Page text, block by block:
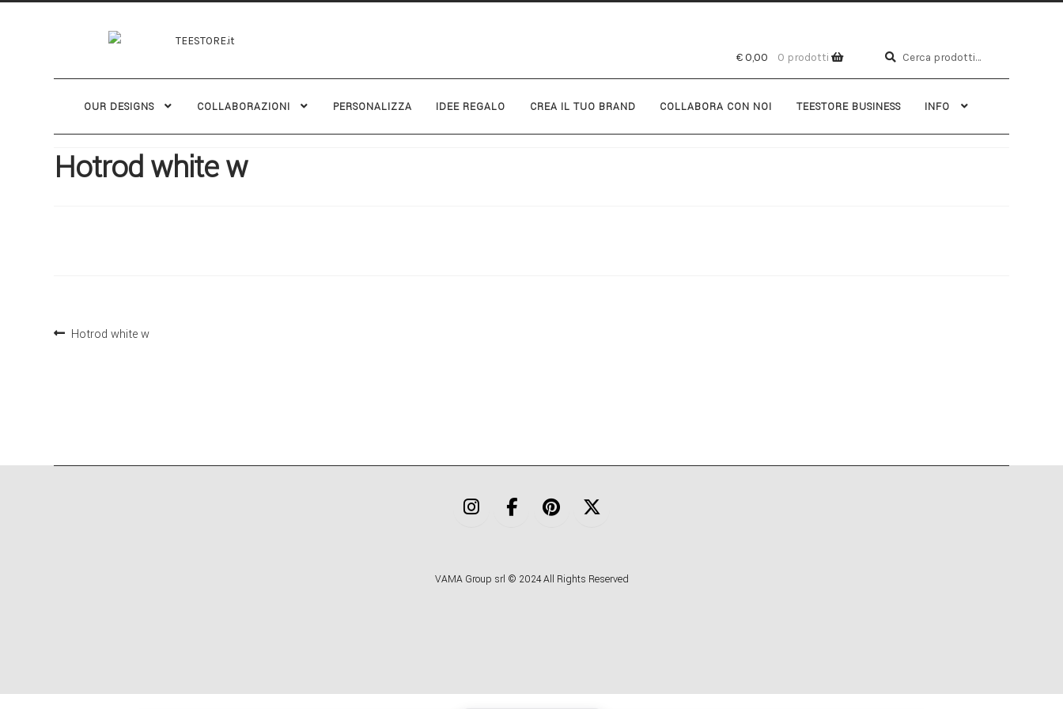
Cerca
€0,00 0 prodotti
OUR DESIGNS COLLABORAZIONI PERSONALIZZA IDEE REGALO CREA IL TUO BRAND COLLABORA CON NOI TEESTORE BUSINESS INFO
Hotrod white w
Hotrod white w
VAMA Group srl © 2024 All Rights Reserved